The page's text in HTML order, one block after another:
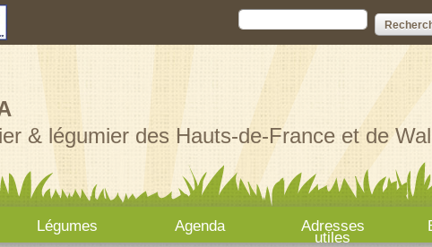
Formulaire de
Rechercher
& légumier des Hauts-de-France et de
Légumes Agenda Adresses
utiles